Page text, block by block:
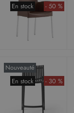
En stock
- 50 %
Nouveauté
En stock
- 30 %